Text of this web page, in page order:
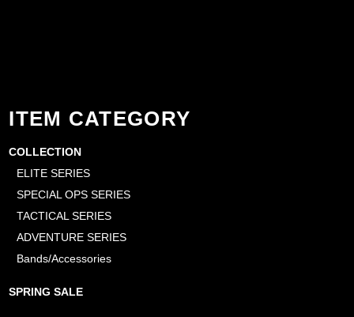
ITEM CATEGORY
COLLECTION
ELITE SERIES
SPECIAL OPS SERIES
TACTICAL SERIES
ADVENTURE SERIES
Bands/Accessories
SPRING SALE